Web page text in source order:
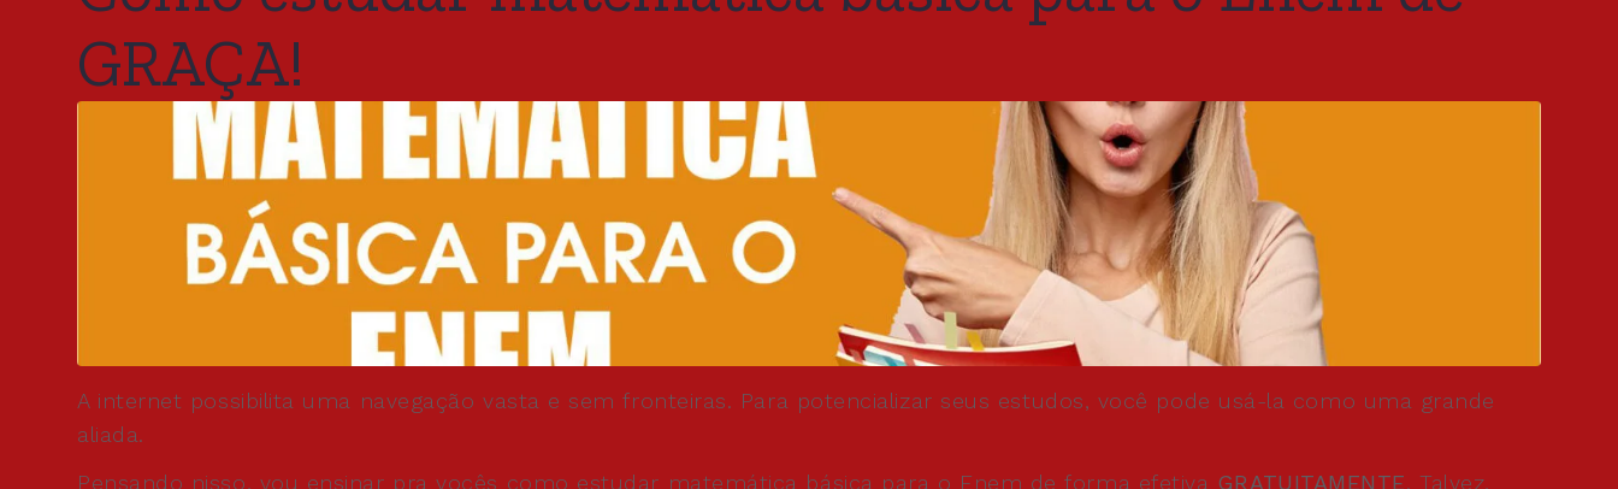
GRAÇA!
A internet possibilita uma navegação vasta e sem fronteiras. Para potencializar seus estudos, você pode usá-la como uma grande
aliada.
Pensando nisso, vou ensinar pra vocês como estudar matemática básica para o Enem de forma efetiva GRATUITAMENTE. Talvez,